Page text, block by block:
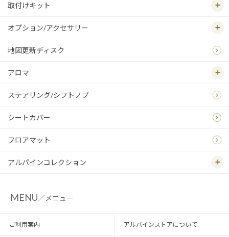
取付けキット
オプション/アクセサリー
地図更新ディスク
アロマ
ステアリング/シフトノブ
シートカバー
フロアマット
アルパインコレクション
MENU／メニュー
ご利用案内 アルパインストアについて